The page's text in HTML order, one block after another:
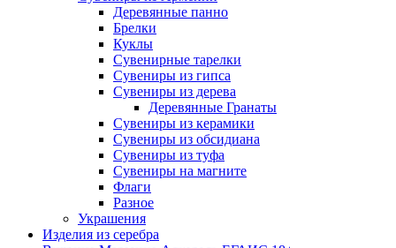
Деревянные панно
Брелки
Куклы
Сувенирные тарелки
Сувениры из гипса
Сувениры из дерева
Деревянные Гранаты
Сувениры из керамики
Сувениры из обсидиана
Сувениры из туфа
Сувениры на магните
Флаги
Разное
Украшения
Изделия из серебра